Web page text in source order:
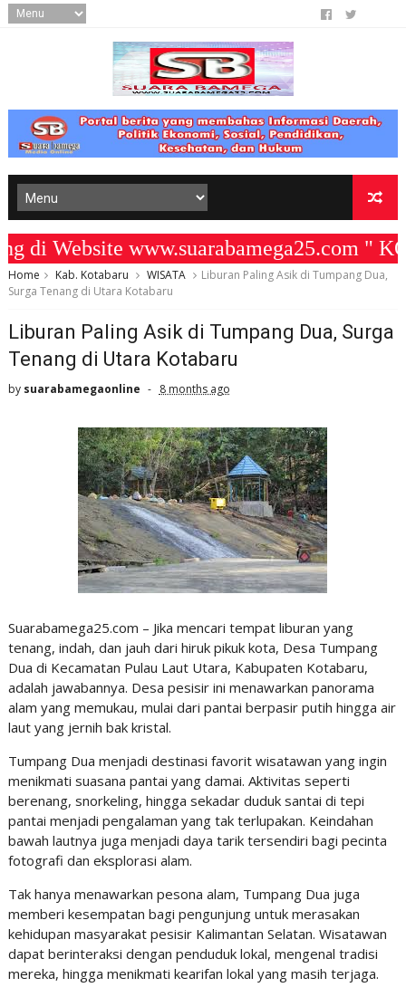
Website www.suarabamega25.com "
Home Kab. Kotabaru WISATA
Liburan Paling Asik di Tumpang Dua,
Surga Tenang di Utara Kotabaru
Liburan Paling Asik di Tumpang Dua, Surga
Tenang di Utara Kotabaru
by suarabamegaonline 8 months ago
Suarabamega25.com – Jika mencari tempat liburan yang
tenang, indah, dan jauh dari hiruk pikuk kota, Desa Tumpang
Dua di Kecamatan Pulau Laut Utara, Kabupaten Kotabaru,
adalah jawabannya. Desa pesisir ini menawarkan panorama
alam yang memukau, mulai dari pantai berpasir putih hingga air
laut yang jernih bak kristal.
Tumpang Dua menjadi destinasi favorit wisatawan yang ingin
menikmati suasana pantai yang damai. Aktivitas seperti
berenang, snorkeling, hingga sekadar duduk santai di tepi
pantai menjadi pengalaman yang tak terlupakan. Keindahan
bawah lautnya juga menjadi daya tarik tersendiri bagi pecinta
fotografi dan eksplorasi alam.
Tak hanya menawarkan pesona alam, Tumpang Dua juga
memberi kesempatan bagi pengunjung untuk merasakan
kehidupan masyarakat pesisir Kalimantan Selatan. Wisatawan
dapat berinteraksi dengan penduduk lokal, mengenal tradisi
mereka, hingga menikmati kearifan lokal yang masih terjaga.